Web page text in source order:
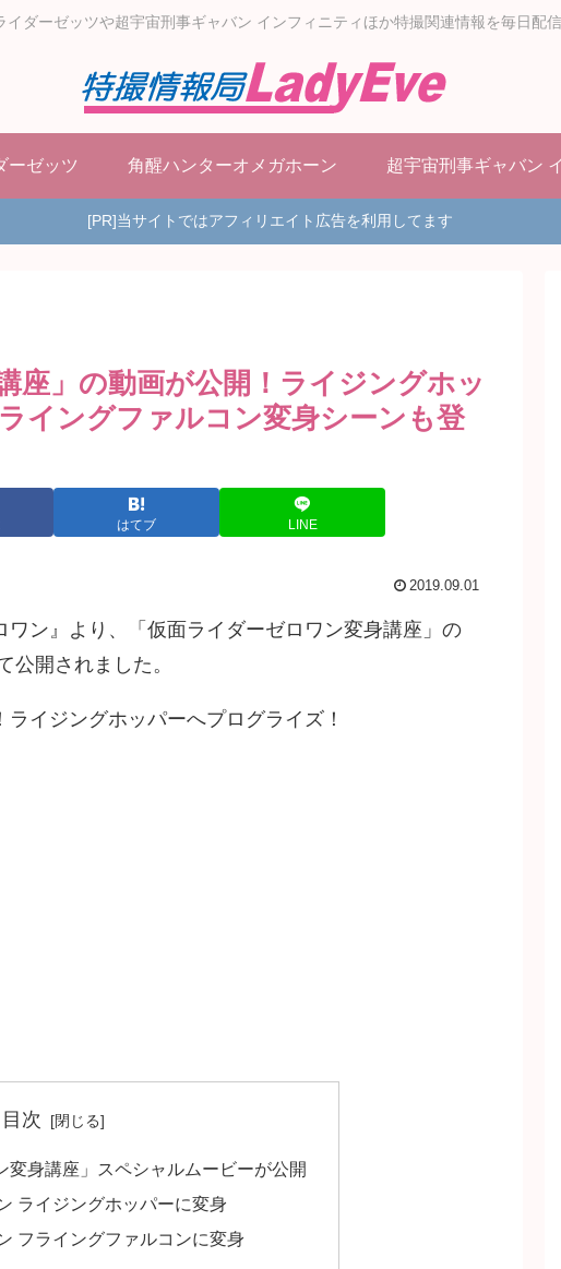
イダーゼッツや超宇宙刑事ギャバン インフィニティほか特撮関連情報を毎日配信
ーゼッツ 角醒ハンターオメガホーン 超宇宙刑事ギャバン
[PR]当サイトではアフィリエイト広告を利用してます
座」の動画が公開！ライジングホッ
イングファルコン変身シーンも登
はてブ LINE
2019.09.01
ン』より、「仮面ライダーゼロワン変身講座」の
公開されました。
イジングホッパーへプログライズ！
目次
変身講座」スペシャルムービーが公開
ライジングホッパーに変身
フライングファルコンに変身